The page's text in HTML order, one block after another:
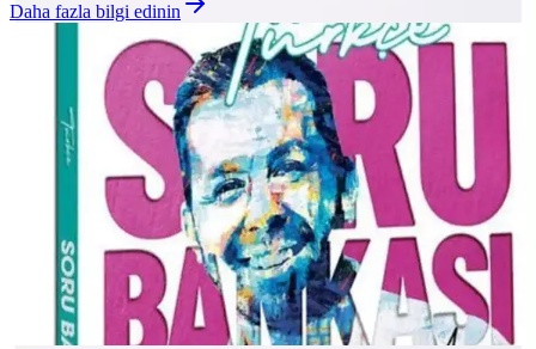
Daha fazla bilgi edinin